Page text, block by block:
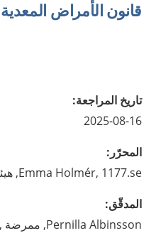
قانون الأمراض المعدية
تاريخ المراجعة:
2025-08-16
المحرّر :
Emma Holmér, 1177.se, هيئة التحرير الوطنية
المدقّق:
Pernilla Albinsson, ممرضة ,